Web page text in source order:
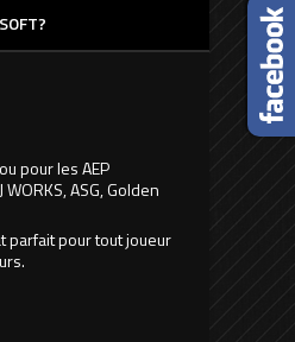
pour les AEP
ASG, Golden
parfait pour tout joueur